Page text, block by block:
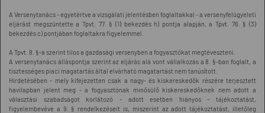
A Versenytanács - egyetértve a vizsgálati jelentésben foglaltakkal - a versenyfelügyeleti
eljárást megszüntette a Tpvt. 77. § (1) bekezdés h) pontja alapján, a Tpvt. 76. § (3)
bekezdés c) pontjában foglaltakra figyelemmel.
A Tpvt. 8. §-a szerint tilos a gazdasági versenyben a fogyasztókat megtéveszteni.
A versenytanács álláspontja szerint az eljárás alá vont vállalkozás a 8. §-ban foglalt, a
tisztességes piaci magatartás által elvárható magatartást nem tanúsított.
Hirdetésében - mely kifejezetten csak a nagy- és kiskereskedők részére terjesztett
havilapban jelent meg - a fogyasztónak minősülő kiskereskedőknek nem adott a
választási szabadságot korlátozó - adott esetben hiányos - tájékoztatást,
figyelembevéve a 9. § rendelkezéseit is, miszerint az adott tájékoztatást, illetőleg